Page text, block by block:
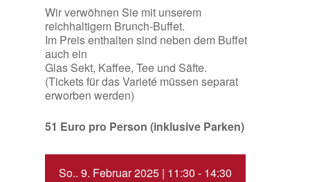
Wir verwöhnen Sie mit unserem
reichhaltigem Brunch-Buffet.
Im Preis enthalten sind neben dem Buffet
auch ein
Glas Sekt, Kaffee, Tee ​und Säfte.
(Tickets für das Varieté müssen separat
erworben werden)
51 Euro pro Person (inklusive Parken)
So.. 9. Februar 2025 | 11:30 - 14:30